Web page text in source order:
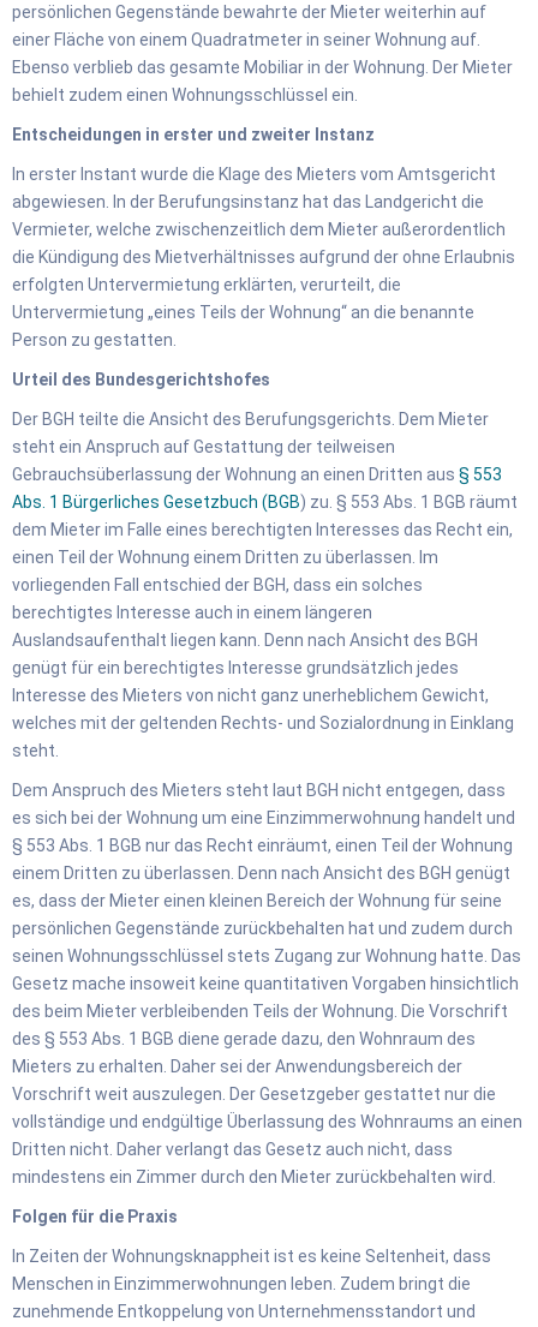
persönlichen Gegenstände bewahrte der Mieter weiterhin auf
einer Fläche von einem Quadratmeter in seiner Wohnung auf.
Ebenso verblieb das gesamte Mobiliar in der Wohnung. Der Mieter
behielt zudem einen Wohnungsschlüssel ein.
Entscheidungen in erster und zweiter Instanz
In erster Instant wurde die Klage des Mieters vom Amtsgericht
abgewiesen. In der Berufungsinstanz hat das Landgericht die
Vermieter, welche zwischenzeitlich dem Mieter außerordentlich
die Kündigung des Mietverhältnisses aufgrund der ohne Erlaubnis
erfolgten Untervermietung erklärten, verurteilt, die
Untervermietung „eines Teils der Wohnung“ an die benannte
Person zu gestatten.
Urteil des Bundesgerichtshofes
Der BGH teilte die Ansicht des Berufungsgerichts. Dem Mieter
steht ein Anspruch auf Gestattung der teilweisen
Gebrauchsüberlassung der Wohnung an einen Dritten aus § 553
Abs. 1 Bürgerliches Gesetzbuch (BGB) zu. § 553 Abs. 1 BGB räumt
dem Mieter im Falle eines berechtigten Interesses das Recht ein,
einen Teil der Wohnung einem Dritten zu überlassen. Im
vorliegenden Fall entschied der BGH, dass ein solches
berechtigtes Interesse auch in einem längeren
Auslandsaufenthalt liegen kann. Denn nach Ansicht des BGH
genügt für ein berechtigtes Interesse grundsätzlich jedes
Interesse des Mieters von nicht ganz unerheblichem Gewicht,
welches mit der geltenden Rechts- und Sozialordnung in Einklang
steht.
Dem Anspruch des Mieters steht laut BGH nicht entgegen, dass
es sich bei der Wohnung um eine Einzimmerwohnung handelt und
§ 553 Abs. 1 BGB nur das Recht einräumt, einen Teil der Wohnung
einem Dritten zu überlassen. Denn nach Ansicht des BGH genügt
es, dass der Mieter einen kleinen Bereich der Wohnung für seine
persönlichen Gegenstände zurückbehalten hat und zudem durch
seinen Wohnungsschlüssel stets Zugang zur Wohnung hatte. Das
Gesetz mache insoweit keine quantitativen Vorgaben hinsichtlich
des beim Mieter verbleibenden Teils der Wohnung. Die Vorschrift
des § 553 Abs. 1 BGB diene gerade dazu, den Wohnraum des
Mieters zu erhalten. Daher sei der Anwendungsbereich der
Vorschrift weit auszulegen. Der Gesetzgeber gestattet nur die
vollständige und endgültige Überlassung des Wohnraums an einen
Dritten nicht. Daher verlangt das Gesetz auch nicht, dass
mindestens ein Zimmer durch den Mieter zurückbehalten wird.
Folgen für die Praxis
In Zeiten der Wohnungsknappheit ist es keine Seltenheit, dass
Menschen in Einzimmerwohnungen leben. Zudem bringt die
zunehmende Entkoppelung von Unternehmensstandort und